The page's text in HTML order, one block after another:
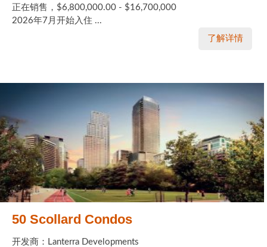
正在销售，$6,800,000.00 - $16,700,000
2026年7月开始入住 ...
了解详情
50 Scollard Condos
开发商：Lanterra Developments